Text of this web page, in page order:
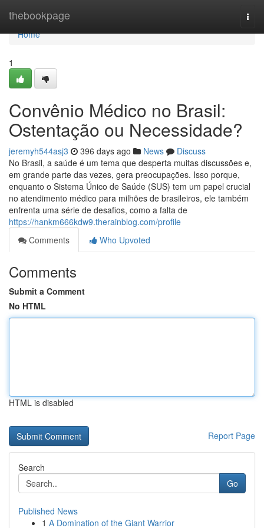
thebookpage
Home
Home
1
Convênio Médico no Brasil:
Ostentação ou Necessidade?
jeremyh544asj3 396 days ago News
Discuss
No Brasil, a saúde é um tema que desperta muitas discussões e,
em grande parte das vezes, gera preocupações. Isso porque,
enquanto o Sistema Único de Saúde (SUS) tem um papel crucial
no atendimento médico para milhões de brasileiros, ele também
enfrenta uma série de desafios, como a falta de
https://hankm666kdw9.therainblog.com/profile
Comments
Who Upvoted
Comments
Submit a Comment
No HTML
HTML is disabled
Report Page
Search
Go
Published News
1 A Domination of the Giant Warrior